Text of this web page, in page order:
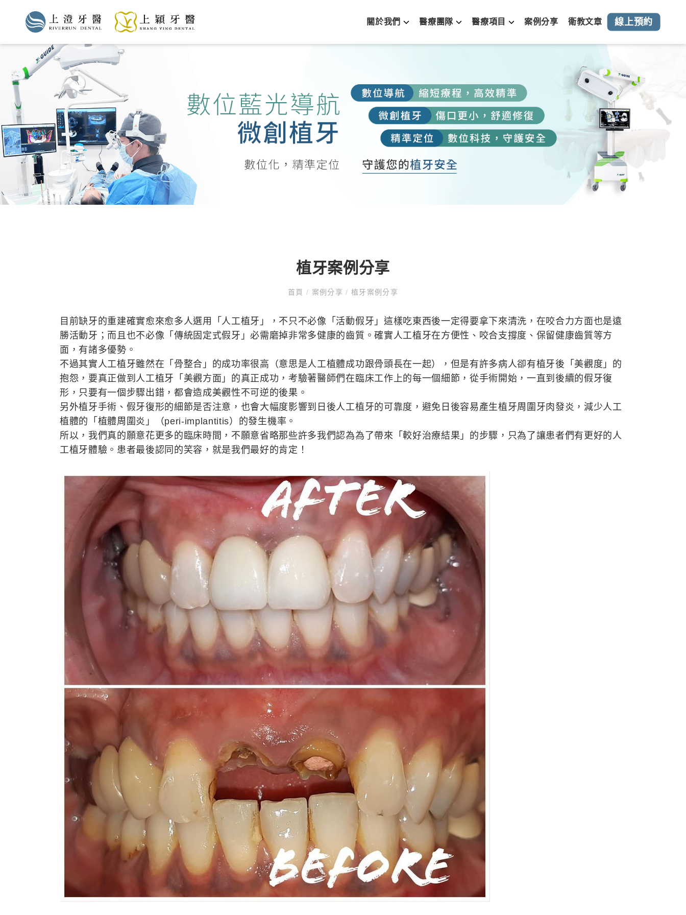
關於我們 醫療團隊 醫療項目 案例分享 衛教文章 線上預約
植牙案例分享
首頁 / 案例分享/ 植牙案例分享
目前缺牙的重建確實愈來愈多人選用「人工植牙」，不只不必像「活動假牙」這樣吃東西後一定得要拿下來清洗，在咬合力方面也是遠
勝活動牙；而且也不必像「傳統固定式假牙」必需磨掉非常多健康的齒質。確實人工植牙在方便性、咬合支撐度、保留健康齒質等方
面，有諸多優勢。
不過其實人工植牙雖然在「骨整合」的成功率很高（意思是人工植體成功跟骨頭長在一起），但是有許多病人卻有植牙後「美觀度」的
抱怨，要真正做到人工植牙「美觀方面」的真正成功，考驗著醫師們在臨床工作上的每一個細節，從手術開始，一直到後續的假牙復
形，只要有一個步驟出錯，都會造成美觀性不可逆的後果。
另外植牙手術、假牙復形的細節是否注意，也會大幅度影響到日後人工植牙的可靠度，避免日後容易產生植牙周圍牙肉發炎，減少人工
植體的「植體周圍炎」（peri-implantitis）的發生機率。
所以，我們真的願意花更多的臨床時間，不願意省略那些許多我們認為為了帶來「較好治療結果」的步驟，只為了讓患者們有更好的人
工植牙體驗。患者最後認同的笑容，就是我們最好的肯定！